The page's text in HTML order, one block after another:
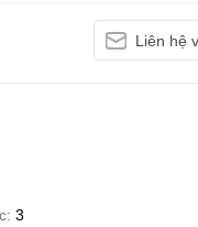
Liên hệ
3